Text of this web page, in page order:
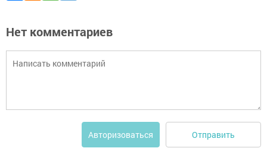
Нет комментариев
Авторизоваться Отправить